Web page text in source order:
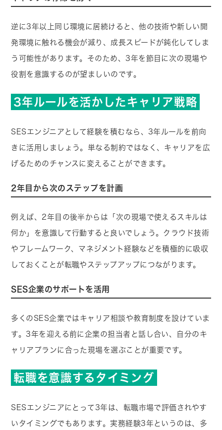
逆に3年以上同じ環境に居続けると、他の技術や新しい開
発環境に触れる機会が減り、成長スピードが鈍化してしま
う可能性があります。そのため、3年を節目に次の現場や
役割を意識するのが望ましいのです。
3年ルールを活かしたキャリア戦略
SESエンジニアとして経験を積むなら、3年ルールを前向
きに活用しましょう。単なる制約ではなく、キャリアを広
げるためのチャンスに変えることができます。
2年目から次のステップを計画
例えば、2年目の後半からは「次の現場で使えるスキルは
何か」を意識して行動すると良いでしょう。クラウド技術
やフレームワーク、マネジメント経験などを積極的に吸収
しておくことが転職やステップアップにつながります。
SES企業のサポートを活用
多くのSES企業ではキャリア相談や教育制度を設けていま
す。3年を迎える前に企業の担当者と話し合い、自分のキ
ャリアプランに合った現場を選ぶことが重要です。
転職を意識するタイミング
SESエンジニアにとって3年は、転職市場で評価されやす
いタイミングでもあります。実務経験3年というのは、多